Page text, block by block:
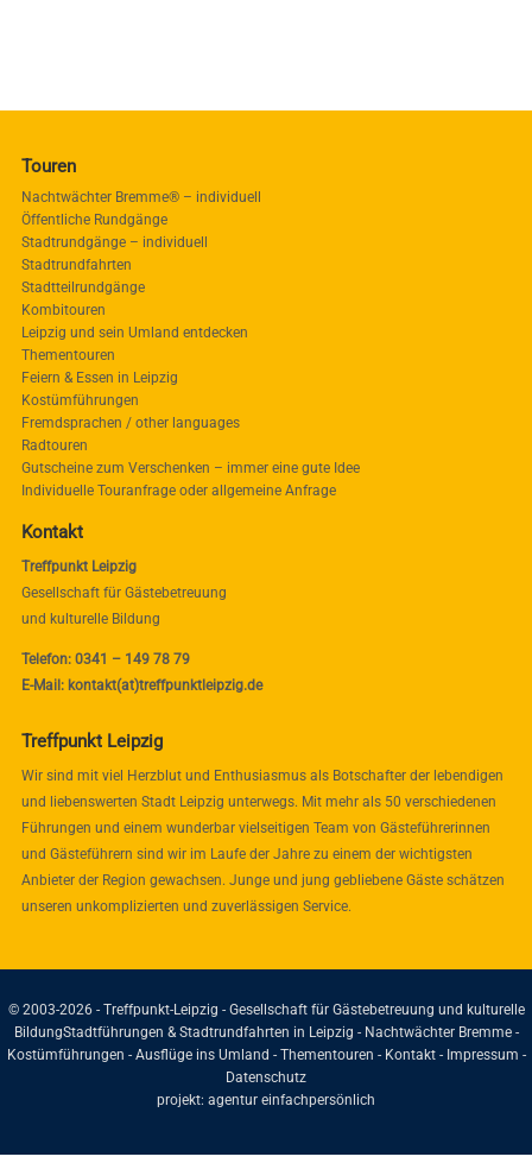
Touren
Nachtwächter Bremme® – individuell
Öffentliche Rundgänge
Stadtrundgänge – individuell
Stadtrundfahrten
Stadtteilrundgänge
Kombitouren
Leipzig und sein Umland entdecken
Thementouren
Feiern & Essen in Leipzig
Kostümführungen
Fremdsprachen / other languages
Radtouren
Gutscheine zum Verschenken – immer eine gute Idee
Individuelle Touranfrage oder allgemeine Anfrage
Kontakt
Treffpunkt Leipzig
Gesellschaft für Gästebetreuung
und kulturelle Bildung
Telefon: 0341 – 149 78 79
E-Mail: kontakt(at)treffpunktleipzig.de
Treffpunkt Leipzig
Wir sind mit viel Herzblut und Enthusiasmus als Botschafter der lebendigen
und liebenswerten Stadt Leipzig unterwegs. Mit mehr als 50 verschiedenen
Führungen und einem wunderbar vielseitigen Team von Gästeführerinnen
und Gästeführern sind wir im Laufe der Jahre zu einem der wichtigsten
Anbieter der Region gewachsen. Junge und jung gebliebene Gäste schätzen
unseren unkomplizierten und zuverlässigen Service.
© 2003-2026 - Treffpunkt-Leipzig - Gesellschaft für Gästebetreuung und kulturelle
BildungStadtführungen & Stadtrundfahrten in Leipzig - Nachtwächter Bremme -
Kostümführungen - Ausflüge ins Umland - Thementouren - Kontakt- Impressum -
Datenschutz
projekt: agentur einfachpersönlich